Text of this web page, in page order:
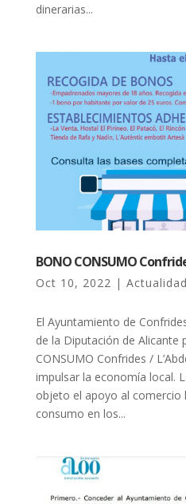
dinerarias...
BONO CONSUMO
Oct 10, 2022 | Actualidad
El Ayuntamiento de
de la Diputación de Alicante
CONSUMO Confrides /
impulsar la economía local.
objeto el apoyo al comercio
consumo en los...